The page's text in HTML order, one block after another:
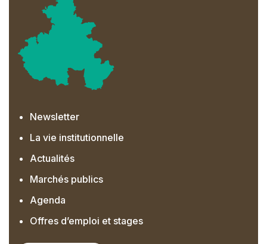
Newsletter
La vie institutionnelle
Actualités
Marchés publics
Agenda
Offres d’emploi et stages